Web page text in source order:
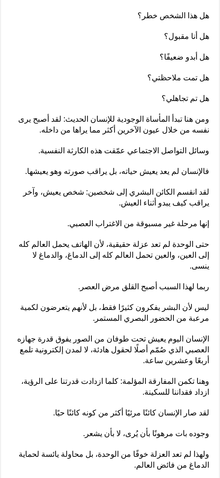
هل هذا الشخص خطر؟
هل أنا مقبول؟
هل أبدو ضعيفًا؟
هل تمت ملاحظتي؟
هل تم تجاهلي؟
ومن هنا تبدأ المأساة الوجودية للإنسان الحديث: لقد أصبح يرى
نفسه من خلال عيون الآخرين أكثر مما يراها من داخله.
وسائل التواصل الاجتماعي عمّقت هذه الكارثة النفسية.
فالإنسان لم يعد يعيش حياته، بل يراقب صورته وهو يعيشها.
لقد انقسم الكائن البشري إلى شخصين: شخص يعيش، وآخر
يراقب كيف يبدو أثناء العيش.
إنها مرحلة غير مسبوقة من الاغتراب العصبي.
حتى الوحدة لم تعد عزلة حقيقية، لأن الهاتف يحمل العالم كله
إلى العين، والعين تحمل العالم كله إلى الدماغ، والدماغ لا
ينسى.
ربما لهذا السبب أصبح القلق مرض العصر.
ليس لأن البشر يفكرون كثيرًا فقط، بل لأنهم يتعرضون لكمية
مرعبة من الحضور البصري المستمر.
الإنسان اليوم يعيش تحت طوفان من الصور يفوق قدرة جهازه
العصبي الذي صُمّم أصلًا لحقول هادئة، لا لمدن إلكترونية تلمع
أربعًا وعشرين ساعة.
وهنا تكمن المفارقة المؤلمة: كلما ازدادت قدرتنا على الرؤية،
ازداد فقداننا للسكينة.
لقد صار الإنسان كائنًا مرئيًا أكثر من كونه كائنًا حيًا.
وجوده بات مرهونًا بأن يُرى، لا بأن يشعر.
ولهذا لم تعد العزلة خوفًا من الوحدة، بل محاولة يائسة لحماية
الدماغ من فائض العالم.